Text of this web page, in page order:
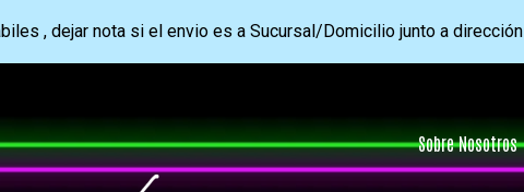
, dejar nota si el envio es a Sucursal/Domicilio junto a dirección
Sobre Nosotros